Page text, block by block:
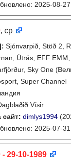
2025-08-
, ср
: Sjónvarpið, Stöð 2,
Útrás, EFF EMM,
Sky One
Super Channel
Vísir
сайт: dimlys1994
2025-07-
- 29-10-1989